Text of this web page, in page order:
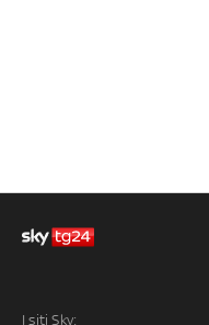
I siti Sky: